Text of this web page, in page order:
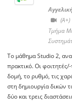
(A+)
Τμήμα
Το μάθημα Studio 2,
πρακτικό. Oι
δομή, το ρυθμό, τις
στη δημιουργία δικών
δύο και τρεις